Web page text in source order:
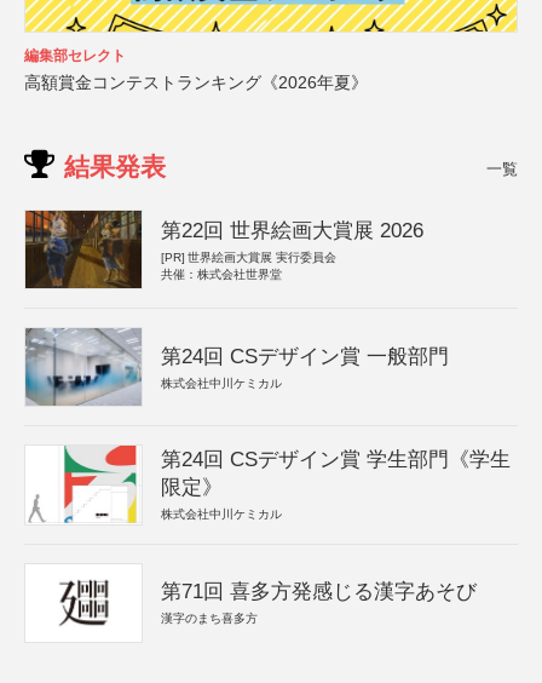
編集部セレクト
高額賞金コンテストランキング《2026年夏》
結果発表 一覧
第22回 世界絵画大賞展 2026
[PR] 世界絵画大賞展 実行委員会
共催：株式会社世界堂
第24回 CSデザイン賞 一般部門
株式会社中川ケミカル
第24回 CSデザイン賞 学生部門《学生
限定》
株式会社中川ケミカル
第71回 喜多方発感じる漢字あそび
漢字のまち喜多方